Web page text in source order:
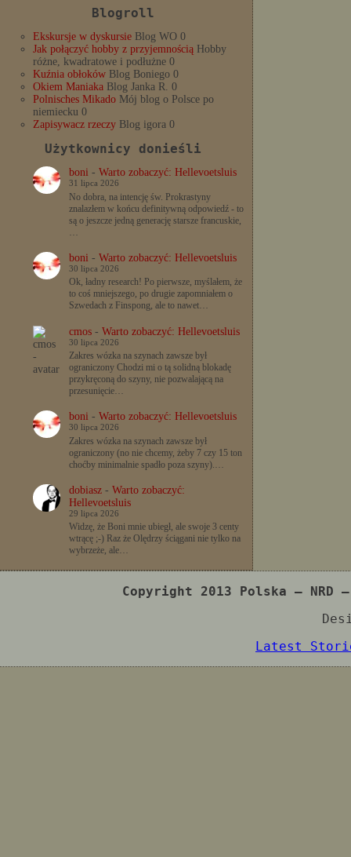
Blogroll
Ekskursje w dyskursie Blog WO 0
Jak połączyć hobby z przyjemnością Hobby
różne, kwadratowe i podłużne 0
Kuźnia obłoków Blog Boniego 0
Okiem Maniaka Blog Janka R. 0
Polnisches Mikado Mój blog o Polsce po
niemiecku 0
Zapisywacz rzeczy Blog igora 0
Użytkownicy donieśli
boni- Warto zobaczyć: Hellevoetsluis
31 lipca 2026
No dobra, na intencję św. Prokrastyny
znalazłem w końcu definitywną odpowiedź - to
są o jeszcze jedną generację starsze francuskie,
…
boni- Warto zobaczyć: Hellevoetsluis
30 lipca 2026
Ok, ładny research! Po pierwsze, myślałem, że
to coś mniejszego, po drugie zapomniałem o
Szwedach z Finspong, ale to nawet…
cmos- Warto zobaczyć: Hellevoetsluis
30 lipca 2026
Zakres wózka na szynach zawsze był
ograniczony Chodzi mi o tą solidną blokadę
przykręconą do szyny, nie pozwalającą na
przesunięcie…
boni- Warto zobaczyć: Hellevoetsluis
30 lipca 2026
Zakres wózka na szynach zawsze był
ograniczony (no nie chcemy, żeby 7 czy 15 ton
choćby minimalnie spadło poza szyny).…
dobiasz- Warto zobaczyć:
Hellevoetsluis
29 lipca 2026
Widzę, że Boni mnie ubiegł, ale swoje 3 centy
wtrącę ;-) Raz że Olędrzy ściągani nie tylko na
wybrzeże, ale…
Copyright 2013 Polska –
Latest